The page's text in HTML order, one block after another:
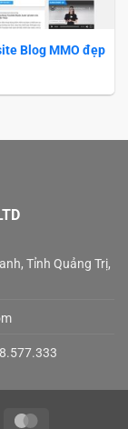
Blog MMO đẹp
Tỉnh Quảng Trị,